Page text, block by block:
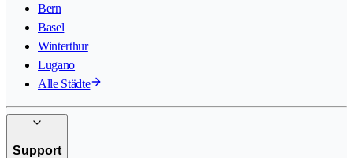
Bern
Basel
Winterthur
Lugano
Alle Städte
Support